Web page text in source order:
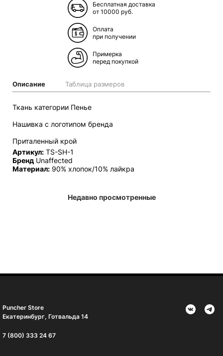
Бесплатная доставка
от 10000 руб.
Оплата
при получении
Примерка
перед покупкой
Описание Таблица размеров
Ткань категории Пенье
Нашивка с логотипом бренда
Приталенный крой
Артикул: TS-SH-1
Бренд Unaffected
Материал: 90% хлопок/10% лайкра
Недавно просмотренные
Puncher Store
Екатеринбург, Готвальда 14
7 (800) 333 24 67